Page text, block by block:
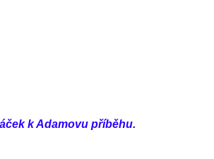
k Adamovu příběhu.